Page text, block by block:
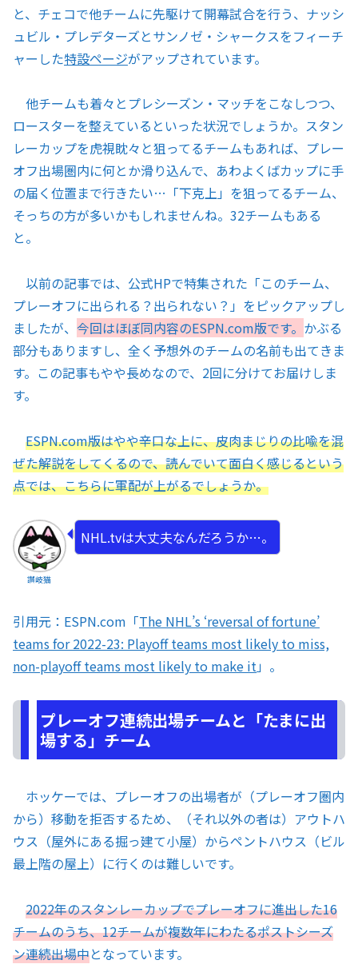
と、チェコで他チームに先駆けて開幕試合を行う、ナッシ
ュビル・プレデターズとサンノゼ・シャークスをフィーチ
ャーした特設ページがアップされています。
他チームも着々とプレシーズン・マッチをこなしつつ、
ロースターを整えているといった状況でしょうか。スタン
レーカップを虎視眈々と狙ってるチームもあれば、プレー
オフ出場圏内に何とか滑り込んで、あわよくばカップに手
の届く位置まで行きたい…「下克上」を狙ってるチーム、
そっちの方が多いかもしれませんね。32チームもある
と。
以前の記事では、公式HPで特集された「このチーム、
プレーオフに出られる？出られない？」をピックアップし
ましたが、 今回はほぼ同内容のESPN.com版です。 かぶる
部分もありますし、全く予想外のチームの名前も出てきま
す。この記事もやや長めなので、2回に分けてお届けしま
す。
ESPN.com版はやや辛口な上に、皮肉まじりの比喩を混
ぜた解説をしてくるので、読んでいて面白く感じるという
点では、こちらに軍配が上がるでしょうか。
讃岐猫
NHL.tvは大丈夫なんだろうか…。
引用元：ESPN.com「The NHL’s ‘reversal of fortune’
teams for 2022-23: Playoff teams most likely to miss,
non-playoff teams most likely to make it」。
プレーオフ連続出場チームと「たまに出
場する」チーム
ホッケーでは、プレーオフの出場者が（プレーオフ圏内
から）移動を拒否するため、（それ以外の者は）アウトハ
ウス（屋外にある掘っ建て小屋）からペントハウス（ビル
最上階の屋上）に行くのは難しいです。
2022年のスタンレーカップでプレーオフに進出した16
チームのうち、12チームが複数年にわたるポストシーズ
ン連続出場中となっています。